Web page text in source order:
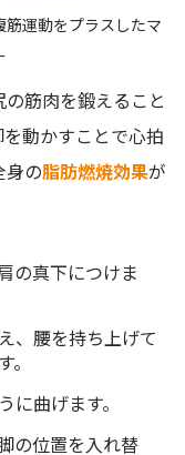
運動をプラスしたマ
筋肉を鍛えること
動かすことで心拍
身の脂肪燃焼効果が
の真下につけま
、腰を持ち上げて
曲げます。
の位置を入れ替